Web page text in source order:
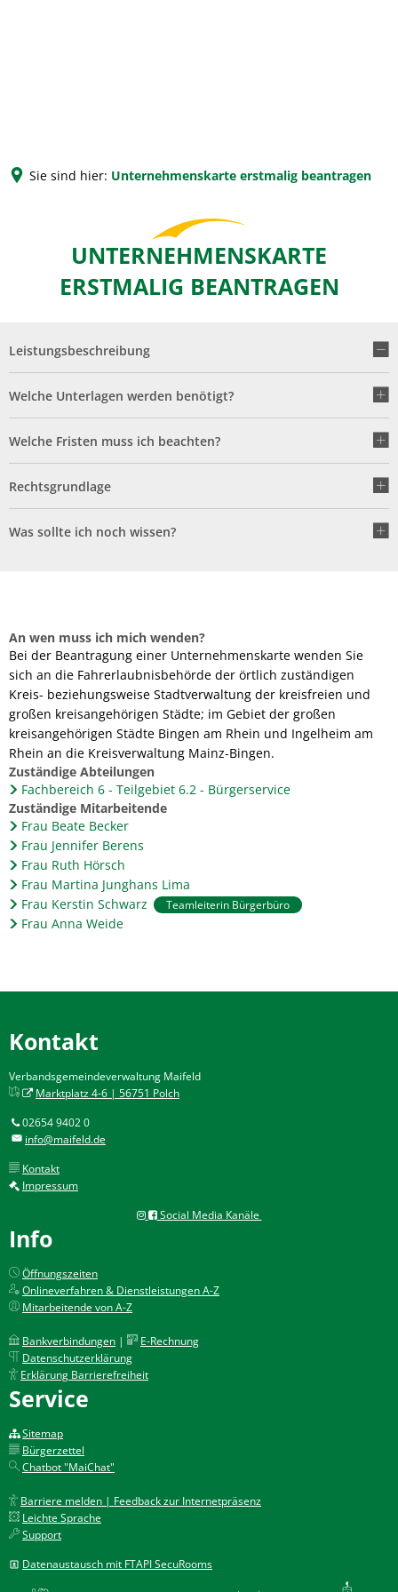
Sie sind hier: Unternehmenskarte erstmalig beantragen
UNTERNEHMENSKARTE
ERSTMALIG BEANTRAGEN
Leistungsbeschreibung
Welche Unterlagen werden benötigt?
Welche Fristen muss ich beachten?
Rechtsgrundlage
Was sollte ich noch wissen?
An wen muss ich mich wenden?
Bei der Beantragung einer Unternehmenskarte wenden Sie
sich an die Fahrerlaubnisbehörde der örtlich zuständigen
Kreis- beziehungsweise Stadtverwaltung der kreisfreien und
großen kreisangehörigen Städte; im Gebiet der großen
kreisangehörigen Städte Bingen am Rhein und Ingelheim am
Rhein an die Kreisverwaltung Mainz-Bingen.
Zuständige Abteilungen
Fachbereich 6 - Teilgebiet 6.2 - Bürgerservice
Zuständige Mitarbeitende
Frau Beate Becker
Frau Jennifer Berens
Frau Ruth Hörsch
Frau Martina Junghans Lima
Frau Kerstin Schwarz
Teamleiterin Bürgerbüro
Frau Anna Weide
Kontakt
Verbandsgemeindeverwaltung Maifeld
Marktplatz 4-6 | 56751 Polch
02654 9402 0
info@maifeld.de
Kontakt
Impressum
Social Media Kanäle
Info
Öffnungszeiten
Onlineverfahren & Dienstleistungen A-Z
Mitarbeitende von A-Z
Bankverbindungen |
E-Rechnung
Datenschutzerklärung
Erklärung Barrierefreiheit
Service
Sitemap
Bürgerzettel
Chatbot "MaiChat"
Barriere melden | Feedback zur Internetpräsenz
Leichte Sprache
Support
Datenaustausch mit FTAPI SecuRooms